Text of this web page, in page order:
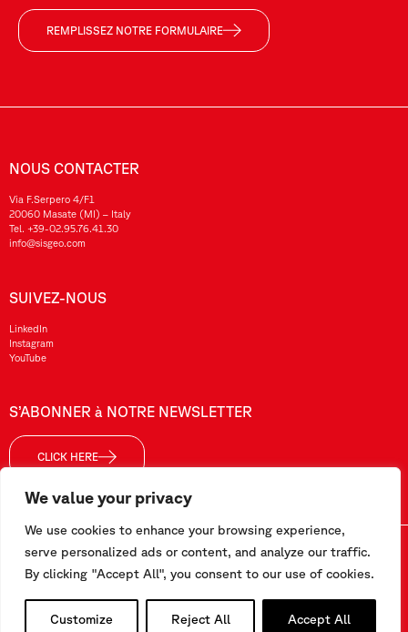
We value your privacy
We use cookies to enhance your browsing experience,
serve personalized ads or content, and analyze our traffic.
By clicking "Accept All", you consent to our use of cookies.
Customize Reject All Accept All
REMPLISSEZ NOTRE FORMULAIRE
NOUS CONTACTER
Via F.Serpero 4/F1
20060 Masate (MI) – Italy
Tel. +39-02.95.76.41.30
info@sisgeo.com
SUIVEZ-NOUS
LinkedIn
Instagram
YouTube
S’ABONNER à NOTRE NEWSLETTER
CLICK HERE
Sisgeo SRL – VAT No./ CF / Reg. Imp.: 10732420152 – REA: 1413159 – Share Cap. €99.000,00
Ce site a été réalisé parPipeline Srl
Travaillez avec nous-Conditions générales-Politique de confidentialité et cookies-